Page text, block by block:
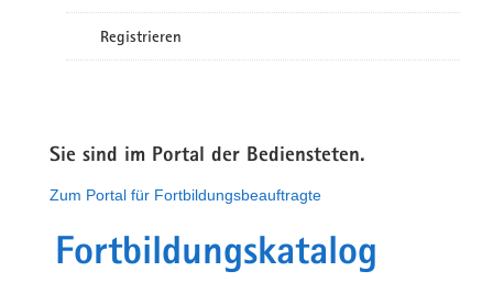
Registrieren
Sie sind im Portal der Bediensteten.
Zum Portal für Fortbildungsbeauftragte
Fortbildungskatalog